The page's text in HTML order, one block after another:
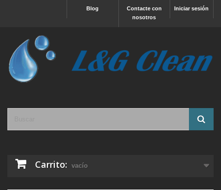
Iniciar sesión
Contacte con
nosotros
Blog
Carrito: vacío